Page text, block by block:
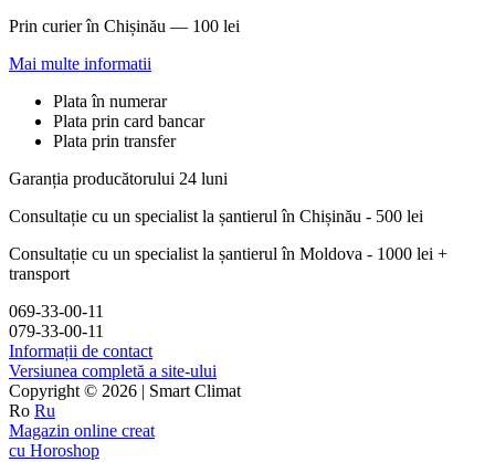
Prin curier în Chișinău — 100 lei
Mai multe informatii
Plata în numerar
Plata prin card bancar
Plata prin transfer
Garanția producătorului 24 luni
Consultație cu un specialist la șantierul în Chișinău - 500 lei
Consultație cu un specialist la șantierul în Moldova - 1000 lei +
transport
069-33-00-11
079-33-00-11
Informații de contact
Versiunea completă a site-ului
Copyright © 2026 | Smart Climat
Ro Ru
Magazin online creat
cu Horoshop